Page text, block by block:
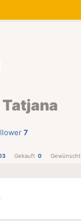
Tatjana
7
Gekauft 0 Gewünscht